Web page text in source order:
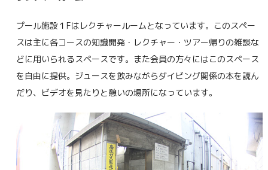
プール施設１Fはレクチャールームとなっています。このスペー
スは主に各コースの知識開発・レクチャー・ツアー帰りの雑談な
どに用いられるスペースです。また会員の方々にはこのスペース
を自由に提供。ジュースを飲みながらダイビング関係の本を読ん
だり、ビデオを見たりと憩いの場所になっています。